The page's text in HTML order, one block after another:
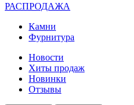
РАСПРОДАЖА
Камни
Фурнитура
Новости
Хиты продаж
Новинки
Отзывы